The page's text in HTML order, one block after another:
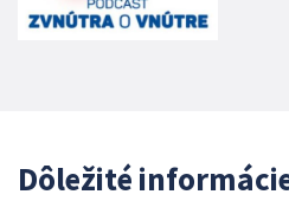
Dôležité